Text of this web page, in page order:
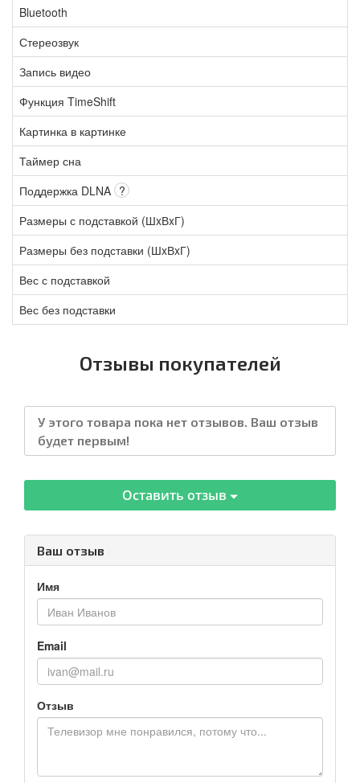
Bluetooth
Стереозвук
Запись видео
Функция TimeShift
Картинка в картинке
Таймер сна
Поддержка DLNA ?
Размеры с подставкой (ШxВxГ)
Размеры без подставки (ШxВxГ)
Вес с подставкой
Вес без подставки
Отзывы покупателей
У этого товара пока нет отзывов. Ваш отзыв
будет первым!
Оставить отзыв
Ваш отзыв
Имя
Email
Отзыв